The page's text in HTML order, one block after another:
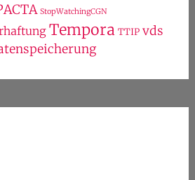
StopWatchingCGN
Tempora TTIP vds